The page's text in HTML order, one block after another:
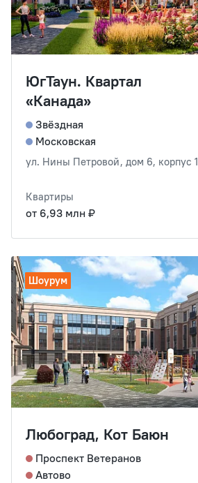
ЮгТаун. Квартал
«Канада»
Звёздная
Московская
ул. Нины Петровой, дом 6, корпус 1
Квартиры
от 6,93 млн ₽
Шоурум
Любоград, Кот Баюн
Проспект Ветеранов
Автово